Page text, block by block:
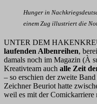
Hunger in
einem Zug illustriert die
UNTER DEM
laufenden Albenreihen,
damals noch im Magazin (À
Kreativteam auch alle Zeit
– so erschien der zweite
Zeichner Beuriot hatte
weil es mit der Comickarriere